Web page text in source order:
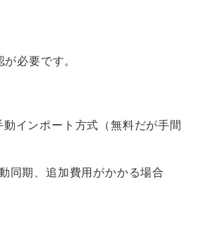
必要です。
インポート方式（無料だが手間
同期、追加費用がかかる場合